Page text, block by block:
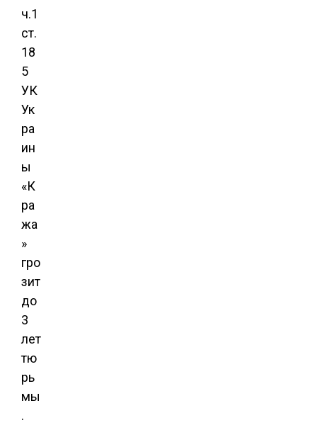
ч.1
ст.
18
5
УК
Ук
ра
ин
ы
«К
ра
жа
»
гро
зит
до
3
лет
тю
рь
мы
.